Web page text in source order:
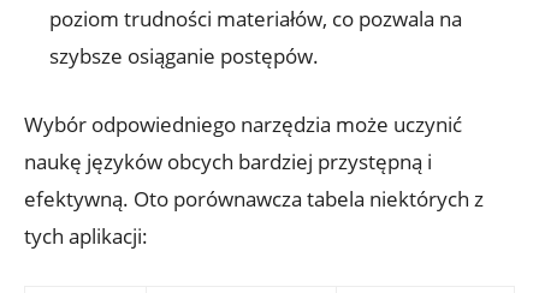
poziom ‍trudności ‌materiałów, ⁣co ⁤pozwala na
szybsze osiąganie postępów.
Wybór ‍odpowiedniego ⁤narzędzia może uczynić
naukę języków obcych bardziej przystępną i⁣
efektywną. Oto porównawcza tabela niektórych z
tych aplikacji: